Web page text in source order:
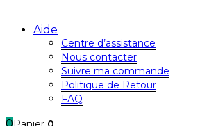
Aide
Centre d’assistance
Nous contacter
Suivre ma commande
Politique de Retour
FAQ